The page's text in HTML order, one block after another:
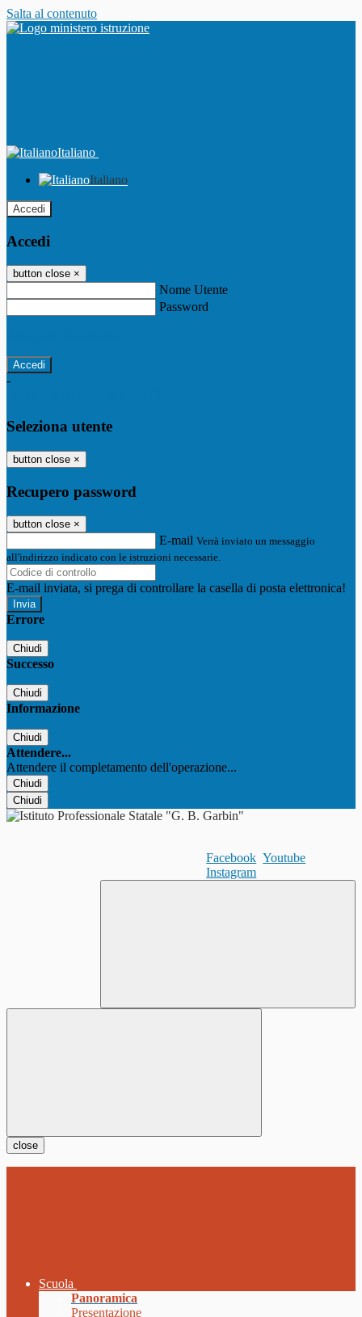
Salta al contenuto
Italiano
Italiano
Accedi
Accedi
button close ×
Nome Utente
Password
-
Seleziona utente
button close ×
Recupero password
button close ×
E-mail Verrà inviato un messaggio
all'indirizzo indicato con le istruzioni necessarie.
E-mail inviata, si prega di controllare la casella di posta elettronica!
Errore
Chiudi
Successo
Chiudi
Informazione
Chiudi
Attendere...
Attendere il completamento dell'operazione...
Chiudi
Chiudi
Facebook Youtube
Instagram
close
Scuola
Panoramica
Presentazione